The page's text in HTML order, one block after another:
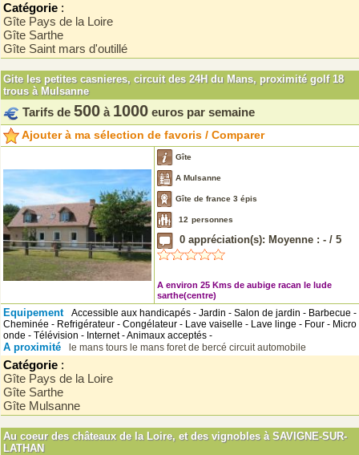
Catégorie :
Gîte Pays de la Loire
Gîte Sarthe
Gîte Saint mars d'outillé
Gite les petites casnieres, circuit des 24H du Mans, proximité golf 18
trous à Mulsanne
Tarifs de 500 à 1000 euros par semaine
Ajouter à ma sélection de favoris / Comparer
Gîte
A Mulsanne
Gîte de france 3 épis
12 personnes
0 appréciation(s): Moyenne : - / 5
A environ 25 Kms de aubige racan le lude
sarthe(centre)
Equipement
Accessible aux handicapés - Jardin - Salon de jardin - Barbecue -
Cheminée - Refrigérateur - Congélateur - Lave vaiselle - Lave linge - Four - Micro
onde - Télévision - Internet - Animaux acceptés -
A proximité le mans tours le mans foret de bercé circuit automobile
Catégorie :
Gîte Pays de la Loire
Gîte Sarthe
Gîte Mulsanne
Au coeur des châteaux de la Loire, et des vignobles à SAVIGNE-SUR-
LATHAN